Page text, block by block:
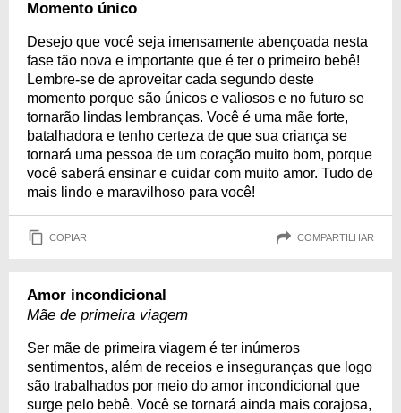
Momento único
Desejo que você seja imensamente abençoada nesta
fase tão nova e importante que é ter o primeiro bebê!
Lembre-se de aproveitar cada segundo deste
momento porque são únicos e valiosos e no futuro se
tornarão lindas lembranças. Você é uma mãe forte,
batalhadora e tenho certeza de que sua criança se
tornará uma pessoa de um coração muito bom, porque
você saberá ensinar e cuidar com muito amor. Tudo de
mais lindo e maravilhoso para você!
COPIAR COMPARTILHAR
Amor incondicional
Mãe de primeira viagem
Ser mãe de primeira viagem é ter inúmeros
sentimentos, além de receios e inseguranças que logo
são trabalhados por meio do amor incondicional que
surge pelo bebê. Você se tornará ainda mais corajosa,